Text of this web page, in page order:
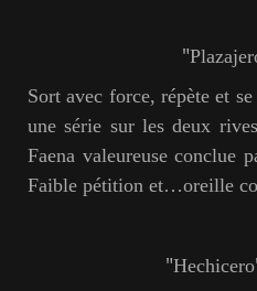
"
Sort avec force, répète et
une série sur les deux
Faena valeureuse conclue
Faible pétition et…oreille
"Hechicero